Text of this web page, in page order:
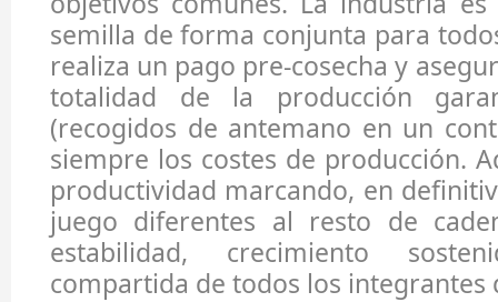
semilla de forma conjunta para
realiza un pago pre-cosecha y
totalidad de la producción
(recogidos de antemano en un
siempre los costes de producción.
productividad marcando, en
juego diferentes al resto de
estabilidad, crecimiento
compartida de todos los integrantes